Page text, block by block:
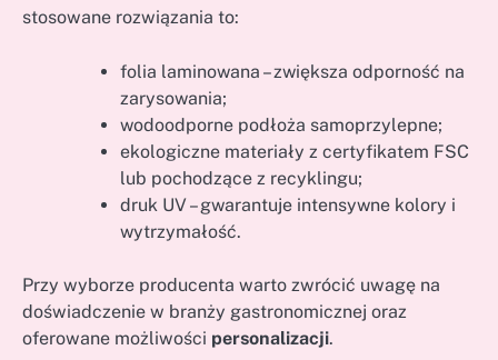
stosowane rozwiązania to:
folia laminowana – zwiększa odporność na
zarysowania;
wodoodporne podłoża samoprzylepne;
ekologiczne materiały z certyfikatem FSC
lub pochodzące z recyklingu;
druk UV – gwarantuje intensywne kolory i
wytrzymałość.
Przy wyborze producenta warto zwrócić uwagę na
doświadczenie w branży gastronomicznej oraz
oferowane możliwości personalizacji.